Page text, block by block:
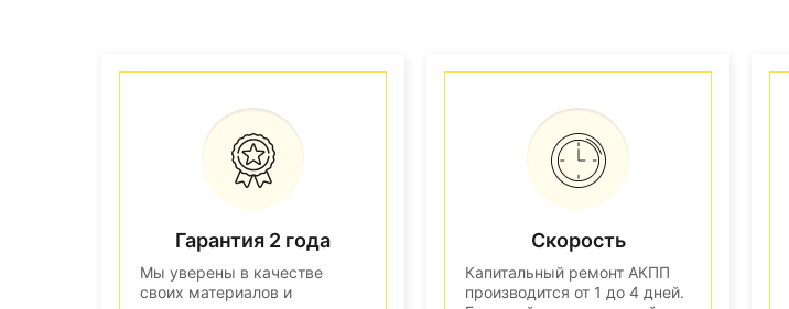
Гарантия 2 года
Мы уверены в качестве
своих материалов и
Скорость
Капитальный ремонт АКПП
производится от 1 до 4 дней.